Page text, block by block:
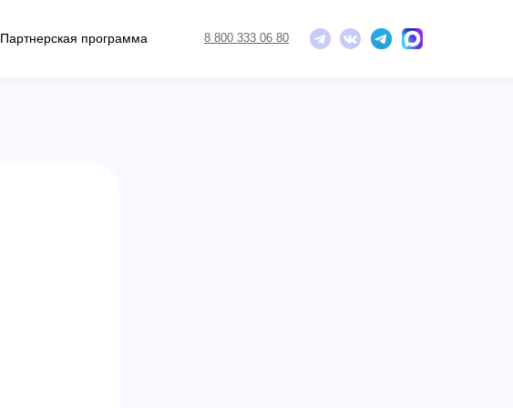
8 800 333 06 80
Партнерская программа